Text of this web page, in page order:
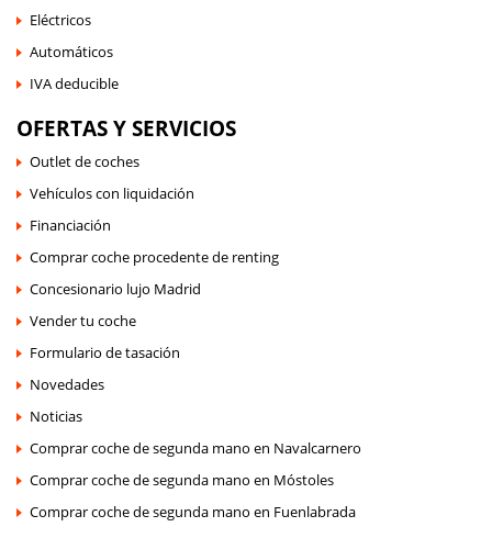
Eléctricos
Automáticos
IVA deducible
OFERTAS Y SERVICIOS
Outlet de coches
Vehículos con liquidación
Financiación
Comprar coche procedente de renting
Concesionario lujo Madrid
Vender tu coche
Formulario de tasación
Novedades
Noticias
Comprar coche de segunda mano en Navalcarnero
Comprar coche de segunda mano en Móstoles
Comprar coche de segunda mano en Fuenlabrada